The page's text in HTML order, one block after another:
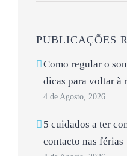
PUBLICAÇÕES
Como regular o
dicas para voltar à
4 de Agosto, 2026
5 cuidados a ter
contacto nas férias